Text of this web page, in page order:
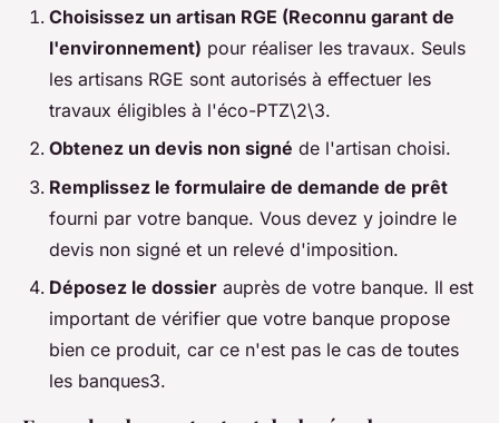
Choisissez un artisan RGE (Reconnu garant de
l'environnement) pour réaliser les travaux. Seuls
les artisans RGE sont autorisés à effectuer les
travaux éligibles à l'éco-PTZ\2\3.
Obtenez un devis non signé de l'artisan choisi.
Remplissez le formulaire de demande de prêt
fourni par votre banque. Vous devez y joindre le
devis non signé et un relevé d'imposition.
Déposez le dossier auprès de votre banque. Il est
important de vérifier que votre banque propose
bien ce produit, car ce n'est pas le cas de toutes
les banques3.